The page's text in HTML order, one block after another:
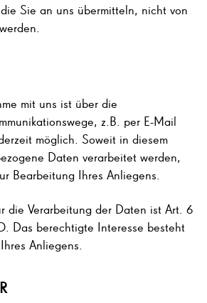
Sie an uns übermitteln, nicht von
mit uns ist über die
z.B. per E-Mail
möglich. Soweit in diesem
Daten verarbeitet werden,
Bearbeitung Ihres Anliegens.
die Verarbeitung der Daten ist Art. 6
Das berechtigte Interesse besteht
Anliegens.